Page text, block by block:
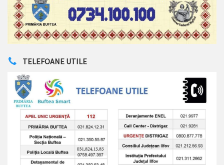
TELEFOANE UTILE